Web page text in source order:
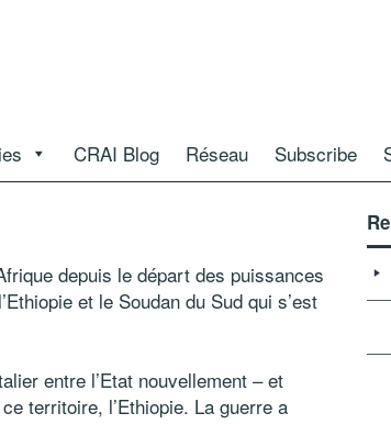
CRAI Blog Réseau Subscribe
depuis le départ des puissances
et le Soudan du Sud qui s’est
entre l’Etat nouvellement – et
territoire, l’Ethiopie. La guerre a